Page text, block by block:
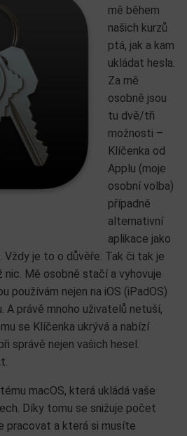
mě během
našich kurzů
ptá, jak a kam
ukládat hesla.
Za mě
osobně jsou
tu dvě/tři
možnosti –
Klíčenka od
Applu (moje
osobní volba)
případně
alternativní
aplikace jako
je to o důvěře. Tak či tak je
nic. Mě osobně stačí a vyhovuje
používám nejen na iOS (iPadOS)
A právě mnoho uživatelů netuší,
se Klíčenka ukrývá a nabízí
správě nejen vašich hesel.
macOS, která ukládá vaše
Díky tomu se snižuje počet
pracovat a která si musíte